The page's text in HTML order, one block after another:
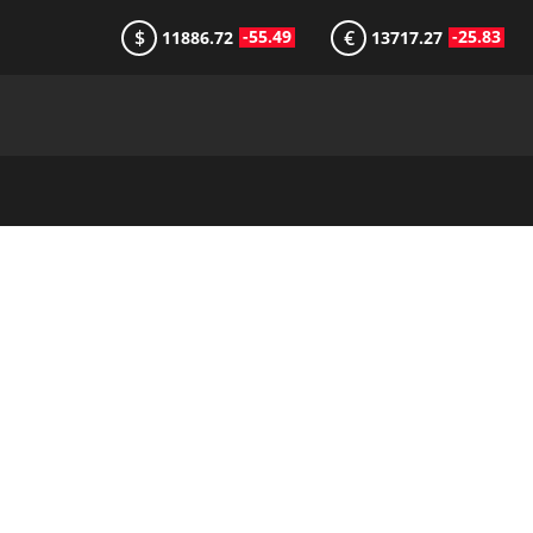
$ 11886.72 -55.49 € 13717.27 -25.83